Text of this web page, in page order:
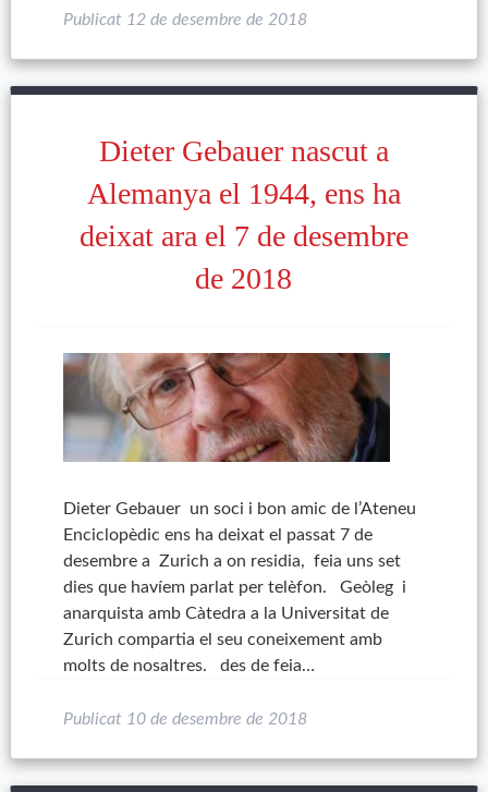
Publicat 12 de desembre de 2018
Dieter Gebauer nascut a
Alemanya el 1944, ens ha
deixat ara el 7 de desembre
de 2018
Dieter Gebauer un soci i bon amic de l’Ateneu
Enciclopèdic ens ha deixat el passat 7 de
desembre a Zurich a on residia, feia uns set
dies que havíem parlat per telèfon. Geòleg i
anarquista amb Càtedra a la Universitat de
Zurich compartia el seu coneixement amb
molts de nosaltres. des de feia…
Publicat 10 de desembre de 2018